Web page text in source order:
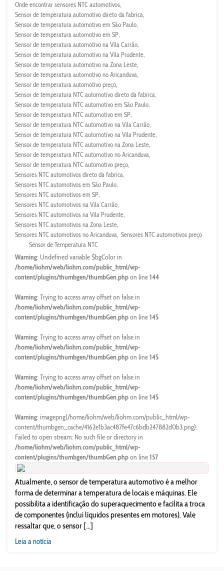
Onde encontrar sensores NTC automotivos
Sensor de temperatura automotivo direto da fabrica
Sensor de temperatura automotivo em São Paulo
Sensor de temperatura automotivo em SP
Sensor de temperatura automotivo na Vila Carrão
Sensor de temperatura automotivo na Vila Prudente
Sensor de temperatura automotivo na Zona Leste
Sensor de temperatura automotivo no Aricanduva
Sensor de temperatura automotivo preço
Sensor de temperatura NTC automotivo direto da fabrica
Sensor de temperatura NTC automotivo em São Paulo
Sensor de temperatura NTC automotivo em SP
Sensor de temperatura NTC automotivo na Vila Carrão
Sensor de temperatura NTC automotivo na Vila Prudente
Sensor de temperatura NTC automotivo na Zona Leste
Sensor de temperatura NTC automotivo no Aricanduva
Sensor de temperatura NTC automotivo preço
Sensores NTC automotivos direto da fabrica
Sensores NTC automotivos em São Paulo
Sensores NTC automotivos em SP
Sensores NTC automotivos na Vila Carrão
Sensores NTC automotivos na Vila Prudente
Sensores NTC automotivos na Zona Leste
Sensores NTC automotivos no Aricanduva Sensores NTC automotivos preço
Sensor de Temperatura NTC
Warning: Undefined variable $bgColor in
/home/liohm/web/liohm.com/public_html/wp-
content/plugins/thumbgen/thumbGen.phpon line144
Warning: Trying to access array offset on false in
/home/liohm/web/liohm.com/public_html/wp-
content/plugins/thumbgen/thumbGen.phpon line145
Warning: Trying to access array offset on false in
/home/liohm/web/liohm.com/public_html/wp-
content/plugins/thumbgen/thumbGen.phpon line145
Warning: Trying to access array offset on false in
/home/liohm/web/liohm.com/public_html/wp-
content/plugins/thumbgen/thumbGen.phpon line145
Warning: imagepng(/home/liohm/web/liohm.com/public_html/wp-
content/thumbgen_cache/4162e1b3ac487fe47c6bdb247882d0b3.png):
Failed to open stream: No such file or directory in
/home/liohm/web/liohm.com/public_html/wp-
content/plugins/thumbgen/thumbGen.phpon line157
Atualmente, o sensor de temperatura automotivo é a melhor
forma de determinar a temperatura de locais e máquinas. Ele
possibilita a identificação do superaquecimento e facilita a troca
de componentes (inclui líquidos presentes em motores). Vale
ressaltar que, o sensor [...]
Leia a notícia